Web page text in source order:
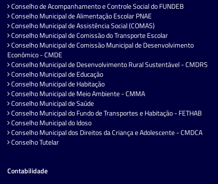
Conselho de Acompanhamento e Controle Social do FUNDEB
Conselho Municipal de Alimentação Escolar PNAE
Conselho Municipal de Assistência Social (COMAS)
Conselho Municipal de Comissão do Transporte Escolar
Conselho Municipal de Comissão Municipal de Desenvolvimento
Econômico - CMDE
Conselho Municipal de Desenvolvimento Rural Sustentável - CMDRS
Conselho Municipal de Educação
Conselho Municipal de Habitação
Conselho Municipal de Meio Ambiente - CMMA
Conselho Municipal de Saúde
Conselho Municipal do Fundo de Transportes e Habitação - FETHAB
Conselho Municipal do Idoso
Conselho Municipal dos Direitos da Criança e Adolescente - CMDCA
Conselho Tutelar
Contabilidade